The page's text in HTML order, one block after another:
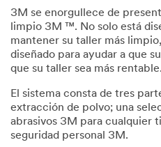
System
Seeing
is
believing!
Schedule
a
call
3M se enorgullece de
limpio 3M ™. No solo está
mantener su taller más
diseñado para ayudar a que
que su taller sea más rentable.
El sistema consta de tres
extracción de polvo; una
abrasivos 3M para cualquier
seguridad personal 3M.